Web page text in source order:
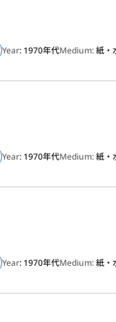
Year: 1970年代Medium:紙・
Year: 1970年代Medium:紙・
Year: 1970年代Medium:紙・